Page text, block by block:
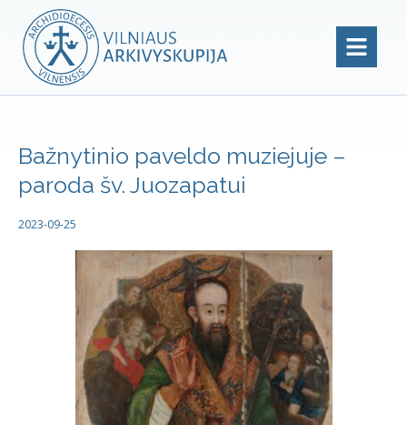
Bažnytinio paveldo muziejuje –
paroda šv. Juozapatui
2023-09-25